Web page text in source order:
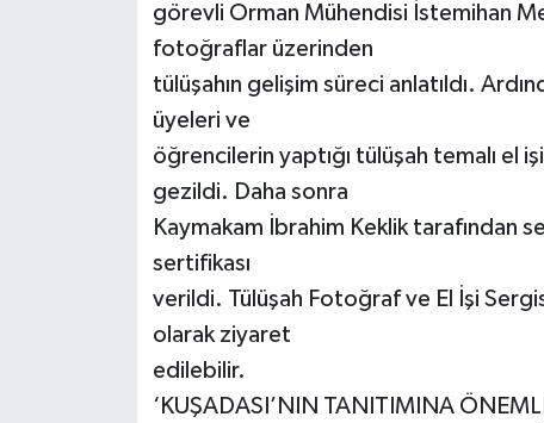
görevli Orman Mühendisi İstemihan
fotoğraflar üzerinden
tülüşahın gelişim süreci anlatıldı.
üyeleri ve
öğrencilerin yaptığı tülüşah temalı el
gezildi. Daha sonra
Kaymakam İbrahim Keklik tarafından
sertifikası
verildi. Tülüşah Fotoğraf ve El İşi
olarak ziyaret
edilebilir.
‘KUŞADASI’NIN TANITIMINA